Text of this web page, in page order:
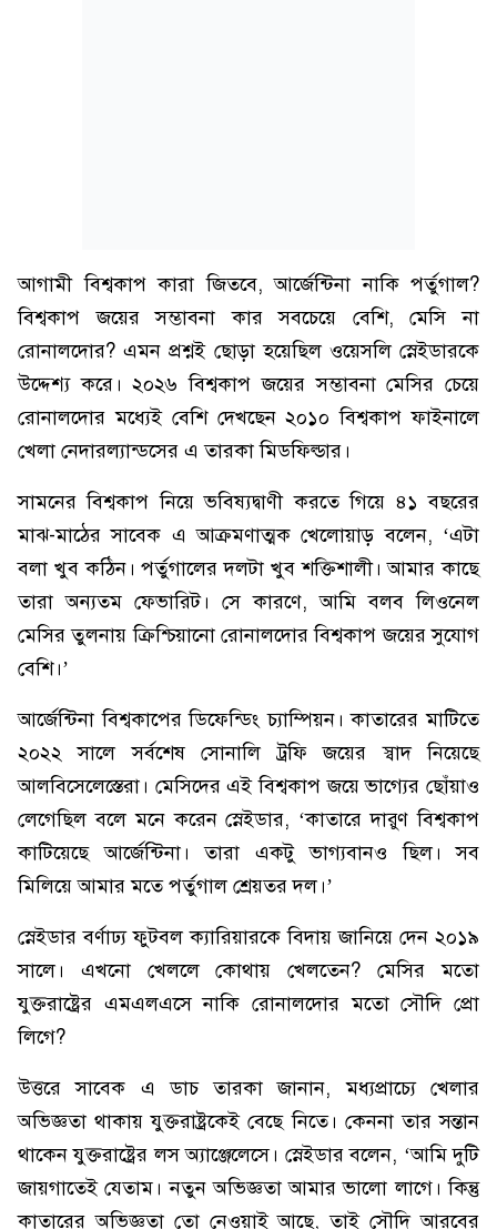
আগামী বিশ্বকাপ কারা জিতবে, আর্জেন্টিনা নাকি পর্তুগাল?
বিশ্বকাপ জয়ের সম্ভাবনা কার সবচেয়ে বেশি, মেসি না
রোনালদোর? এমন প্রশ্নই ছোড়া হয়েছিল ওয়েসলি স্নেইডারকে
উদ্দেশ্য করে। ২০২৬ বিশ্বকাপ জয়ের সম্ভাবনা মেসির চেয়ে
রোনালদোর মধ্যেই বেশি দেখছেন ২০১০ বিশ্বকাপ ফাইনালে
খেলা নেদারল্যান্ডসের এ তারকা মিডফিল্ডার।
সামনের বিশ্বকাপ নিয়ে ভবিষ্যদ্বাণী করতে গিয়ে ৪১ বছরের
মাঝ-মাঠের সাবেক এ আক্রমণাত্মক খেলোয়াড় বলেন, ‘এটা
বলা খুব কঠিন। পর্তুগালের দলটা খুব শক্তিশালী। আমার কাছে
তারা অন্যতম ফেভারিট। সে কারণে, আমি বলব লিওনেল
মেসির তুলনায় ক্রিশ্চিয়ানো রোনালদোর বিশ্বকাপ জয়ের সুযোগ
বেশি।’
আর্জেন্টিনা বিশ্বকাপের ডিফেন্ডিং চ্যাম্পিয়ন। কাতারের মাটিতে
২০২২ সালে সর্বশেষ সোনালি ট্রফি জয়ের স্বাদ নিয়েছে
আলবিসেলেস্তেরা। মেসিদের এই বিশ্বকাপ জয়ে ভাগ্যের ছোঁয়াও
লেগেছিল বলে মনে করেন স্নেইডার, ‘কাতারে দারুণ বিশ্বকাপ
কাটিয়েছে আর্জেন্টিনা। তারা একটু ভাগ্যবানও ছিল। সব
মিলিয়ে আমার মতে পর্তুগাল শ্রেয়তর দল।’
স্নেইডার বর্ণাঢ্য ফুটবল ক্যারিয়ারকে বিদায় জানিয়ে দেন ২০১৯
সালে। এখনো খেললে কোথায় খেলতেন? মেসির মতো
যুক্তরাষ্ট্রের এমএলএসে নাকি রোনালদোর মতো সৌদি প্রো
লিগে?
উত্তরে সাবেক এ ডাচ তারকা জানান, মধ্যপ্রাচ্যে খেলার
অভিজ্ঞতা থাকায় যুক্তরাষ্ট্রকেই বেছে নিতে। কেননা তার সন্তান
থাকেন যুক্তরাষ্ট্রের লস অ্যাঞ্জেলেসে। স্নেইডার বলেন, ‘আমি দুটি
জায়গাতেই যেতাম। নতুন অভিজ্ঞতা আমার ভালো লাগে। কিন্তু
কাতারের অভিজ্ঞতা তো নেওয়াই আছে, তাই সৌদি আরবের